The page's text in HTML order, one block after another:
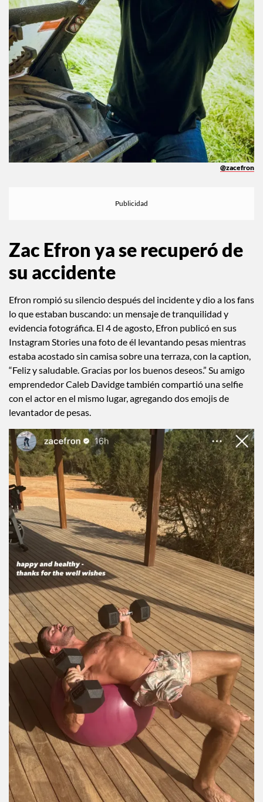
@zacefron
Zac Efron ya se recuperóde
su accidente
Efron rompió su silencio después del incidente y dio a los fans
lo que estaban buscando: un mensaje de tranquilidad y
evidencia fotográfica. El 4 de agosto, Efron publicó en sus
Instagram Stories una foto de él levantando pesas mientras
estaba acostado sin camisa sobre una terraza, con la caption,
“Feliz y saludable. Gracias por los buenos deseos.” Su amigo
emprendedor Caleb Davidge también compartió una selfie
con el actor en el mismo lugar, agregando dos emojis de
levantador de pesas.